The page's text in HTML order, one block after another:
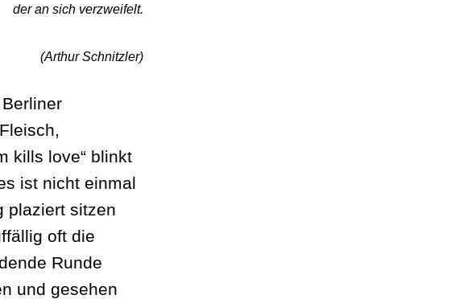
der an sich verzweifelt.
(Arthur Schnitzler)
Berliner
kills love“ blinkt
ist nicht einmal
plaziert sitzen
oft die
Runde
und gesehen